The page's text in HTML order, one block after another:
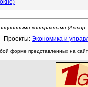
контрактами
Проекты: Экономика и
форме представленных на